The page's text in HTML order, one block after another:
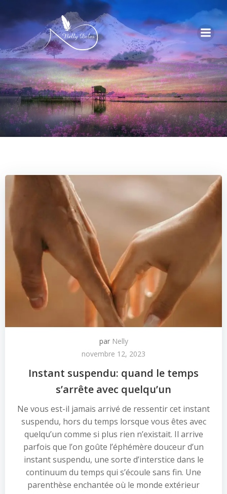
par Nelly
novembre 12, 2023
Instant suspendu: quand le temps
s’arrête avec quelqu’un
Ne vous est-il jamais arrivé de ressentir cet instant
suspendu, hors du temps lorsque vous êtes avec
quelqu’un comme si plus rien n’existait. Il arrive
parfois que l’on goûte l’éphémère douceur d’un
instant suspendu, une sorte d’interstice dans le
continuum du temps qui s’écoule sans fin. Une
parenthèse enchantée où le monde extérieur